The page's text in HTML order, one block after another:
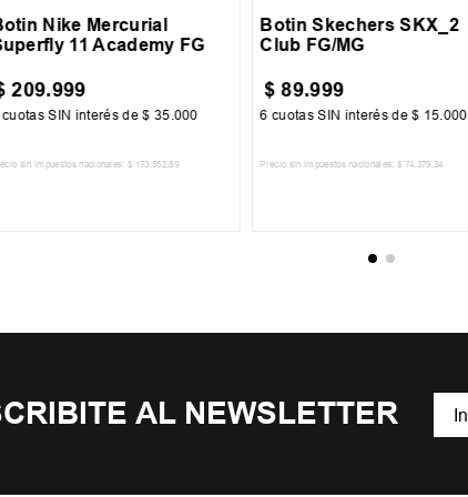
Nike Mercurial
11 Academy FG
209.999
cuotas SIN interés de$ 35 .000
sin impuestos nacionales: $ 173 .552,89
Botin Skechers SKX_2
Club FG/MG
$ 89.999
6 cuotas SIN interés de$ 15 000
Precio sin impuestos nacionales: $ 74.379 ,34
AL NEWSLETTER